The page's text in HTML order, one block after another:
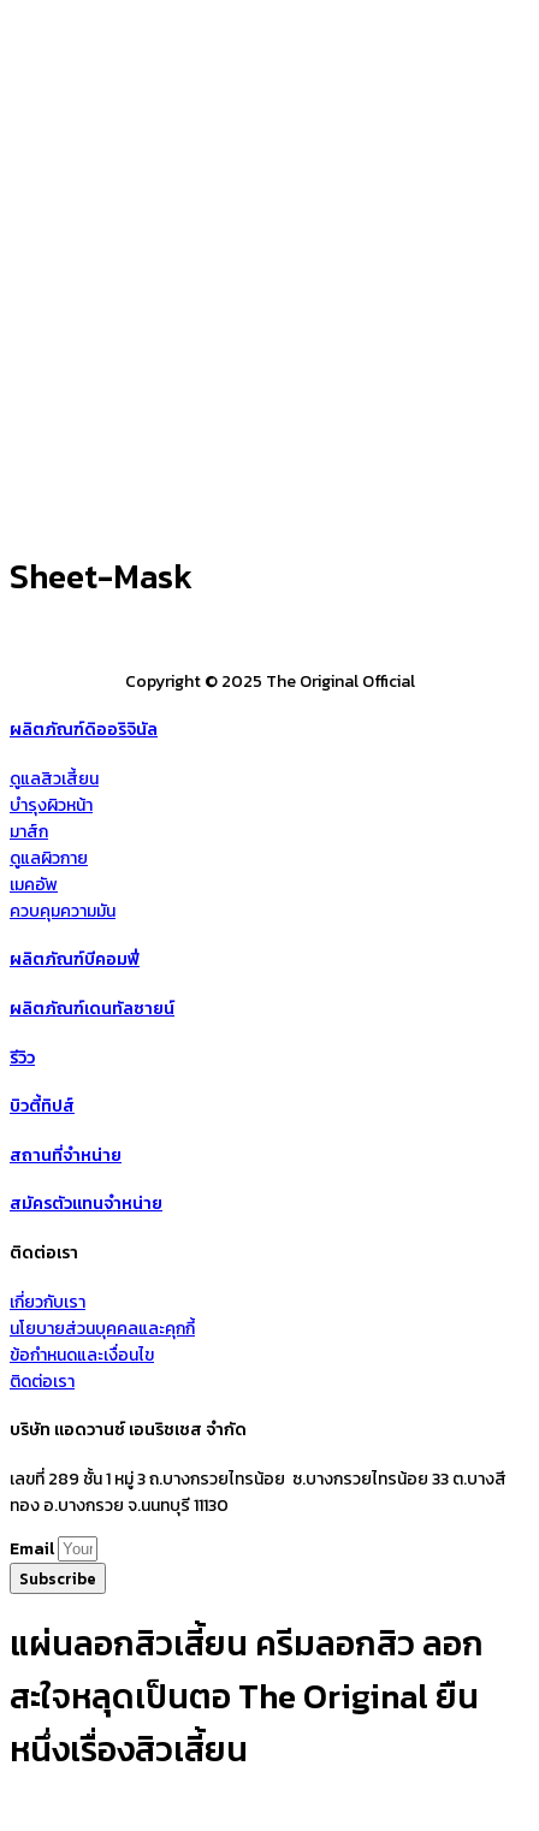
Sheet-Mask
Copyright © 2025 The Original Official
ผลิตภัณฑ์ดิออริจินัล
ดูแลสิวเสี้ยน
บำรุงผิวหน้า
มาส์ก
ดูแลผิวกาย
เมคอัพ
ควบคุมความมัน
ผลิตภัณฑ์บีคอมฟี่
ผลิตภัณฑ์เดนทัลซายน์
รีวิว
บิวตี้ทิปส์
สถานที่จำหน่าย
สมัครตัวแทนจำหน่าย
ติดต่อเรา
เกี่ยวกับเรา
นโยบายส่วนบุคคลและคุกกี้
ข้อกำหนดและเงื่อนไข
ติดต่อเรา
บริษัท แอดวานซ์ เอนริชเชส จำกัด
เลขที่ 289 ชั้น 1 หมู่ 3 ถ.บางกรวยไทรน้อย ซ.บางกรวยไทรน้อย 33 ต.บางสี
ทอง อ.บางกรวย จ.นนทบุรี 11130
Email
Subscribe
แผ่นลอกสิวเสี้ยน ครีมลอกสิว ลอก
สะใจหลุดเป็นตอ The Original ยืน
หนึ่งเรื่องสิวเสี้ยน